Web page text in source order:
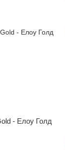
- Елоу Голд